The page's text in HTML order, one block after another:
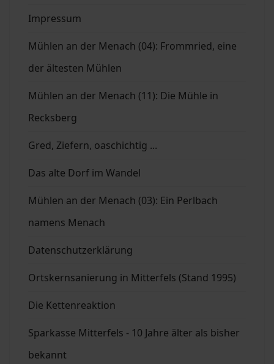
Impressum
Mühlen an der Menach (04): Frommried, eine
der ältesten Mühlen
Mühlen an der Menach (11): Die Mühle in
Recksberg
Gred, Ziefern, oaschichtig ...
Das alte Dorf im Wandel
Mühlen an der Menach (03): Ein Perlbach
namens Menach
Datenschutzerklärung
Ortskernsanierung in Mitterfels (Stand 1995)
Die Kettenreaktion
Sparkasse Mitterfels - 10 Jahre älter als bisher
bekannt